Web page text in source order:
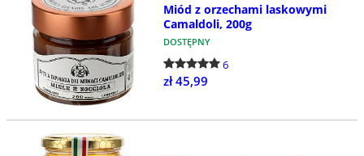
Miód z orzechami laskowymi
Camaldoli, 200g
DOSTĘPNY
6
zł 45,99